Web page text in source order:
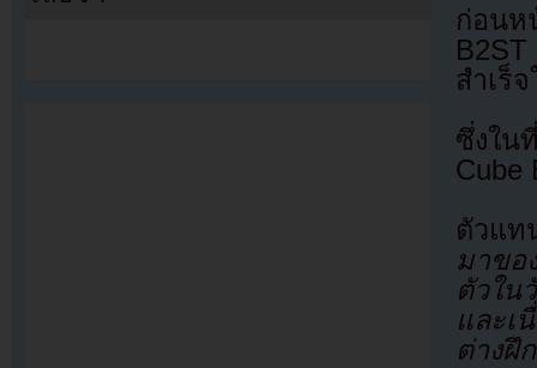
ก่อน
สำเร็
ซึ่งใน
Cube
ตัวแท
มาขอ
ตัวใน
และเ
ต่างฝึ